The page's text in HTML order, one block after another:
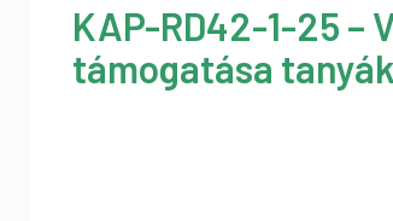
KAP-RD42-1-25
támogatása